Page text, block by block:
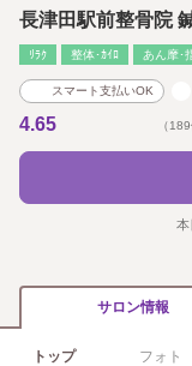
長津田駅前整骨院
ﾘﾗｸ 整体･ｶｲﾛ あん摩･
スマート支払いOK
4.65 （189
本
サロン情報
トップ フォト